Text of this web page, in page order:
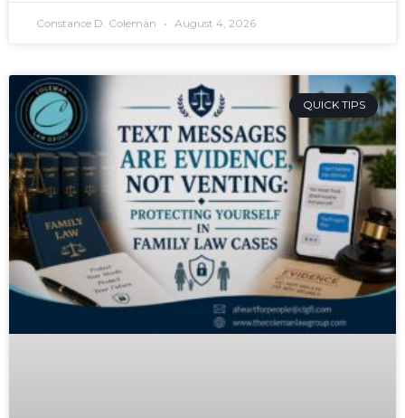
Constance D. Coleman August 4, 2026
QUICK TIPS